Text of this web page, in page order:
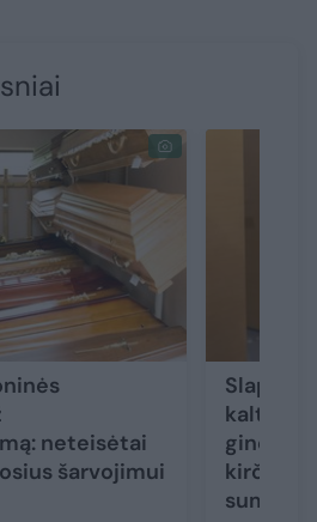
neteisėtai
šarvojimui
Slaptu
kirčio:
sumalti